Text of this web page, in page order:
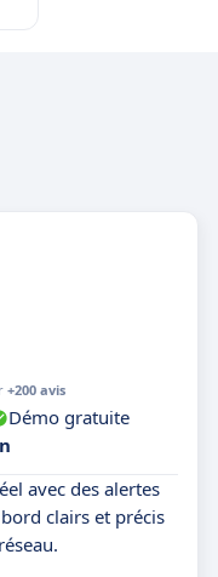
+200 avis
Démo gratuite
avec des alertes
clairs et précis